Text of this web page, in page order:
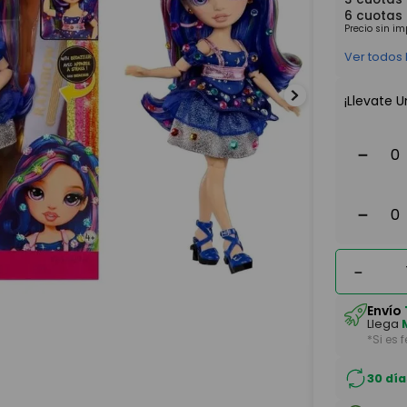
6
Precio sin
Ver todos
¡Llevate
－
－
－
Envío
Llega
*Si es
30